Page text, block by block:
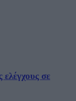
ελέγχους σε